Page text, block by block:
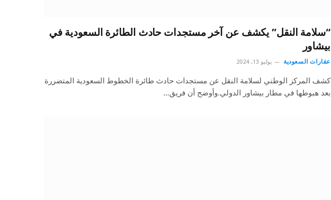
“سلامة النقل” يكشف عن آخر مستجدات حادث الطائرة السعودية في
بيشاور
عقارات السعودية يوليو 13, 2024
كشف المركز الوطني لسلامة النقل عن مستجدات حادث طائرة الخطوط السعودية المتضررة
بعد هبوطها في مطار بيشاور الدولي.وأوضح أن فريق…